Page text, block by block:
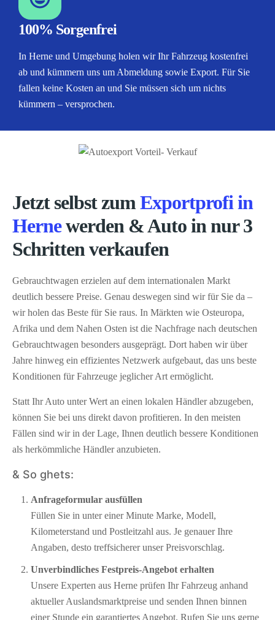
100% Sorgenfrei
In Herne und Umgebung holen wir Ihr Fahrzeug kostenfrei
ab und kümmern uns um Abmeldung sowie Export. Für Sie
fallen keine Kosten an und Sie müssen sich um nichts
kümmern – versprochen.
Jetzt selbst zumExportprofi in
Hernewerden & Auto in nur 3
Schritten verkaufen
Gebrauchtwagen erzielen auf dem internationalen Markt
deutlich bessere Preise. Genau deswegen sind wir für Sie da –
wir holen das Beste für Sie raus. In Märkten wie Osteuropa,
Afrika und dem Nahen Osten ist die Nachfrage nach deutschen
Gebrauchtwagen besonders ausgeprägt. Dort haben wir über
Jahre hinweg ein effizientes Netzwerk aufgebaut, das uns beste
Konditionen für Fahrzeuge jeglicher Art ermöglicht.
Statt Ihr Auto unter Wert an einen lokalen Händler abzugeben,
können Sie bei uns direkt davon profitieren. In den meisten
Fällen sind wir in der Lage, Ihnen deutlich bessere Konditionen
als herkömmliche Händler anzubieten.
& So ghets:
Anfrageformular ausfüllen
Füllen Sie in unter einer Minute Marke, Modell,
Kilometerstand und Postleitzahl aus. Je genauer Ihre
Angaben, desto treffsicherer unser Preisvorschlag.
Unverbindliches Festpreis-Angebot erhalten
Unsere Experten aus Herne prüfen Ihr Fahrzeug anhand
aktueller Auslandsmarktpreise und senden Ihnen binnen
einer Stunde ein garantiertes Angebot. Rufen Sie uns gerne